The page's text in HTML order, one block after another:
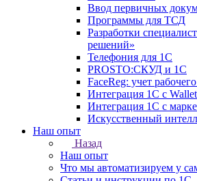
Ввод первичных
Программы для ТСД
Разработки
решений»
Телефония для 1С
PROSTO:СКУД и 1С
FaceReg: учет
Интеграция 1С с
Интеграция 1С с
Искусственный
Наш опыт
Назад
Наш опыт
Что мы автоматизируем у